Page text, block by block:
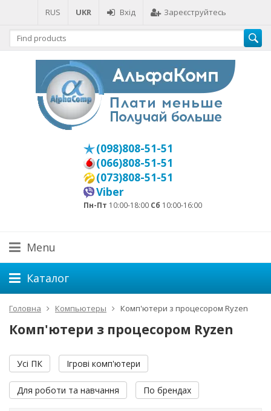
RUS UKR Вхід Зареєструйтесь
(098)808-51-51
(066)808-51-51
(073)808-51-51
Viber
Пн-Пт 10:00-18:00 Сб 10:00-16:00
Menu
Каталог
Головна Компьютеры Комп'ютери з процесором Ryzen
Комп'ютери з процесором Ryzen
Усі ПК Ігрові комп'ютери
Для роботи та навчання По брендах